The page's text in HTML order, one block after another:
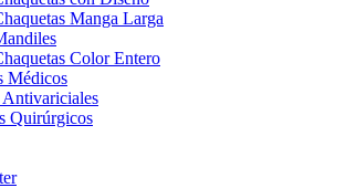
Manga Larga
Color Entero
Médicos
Antivariciales
Quirúrgicos